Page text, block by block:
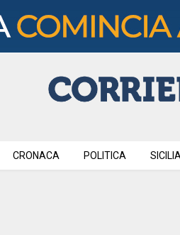
CRONACA POLITICA SICILIA